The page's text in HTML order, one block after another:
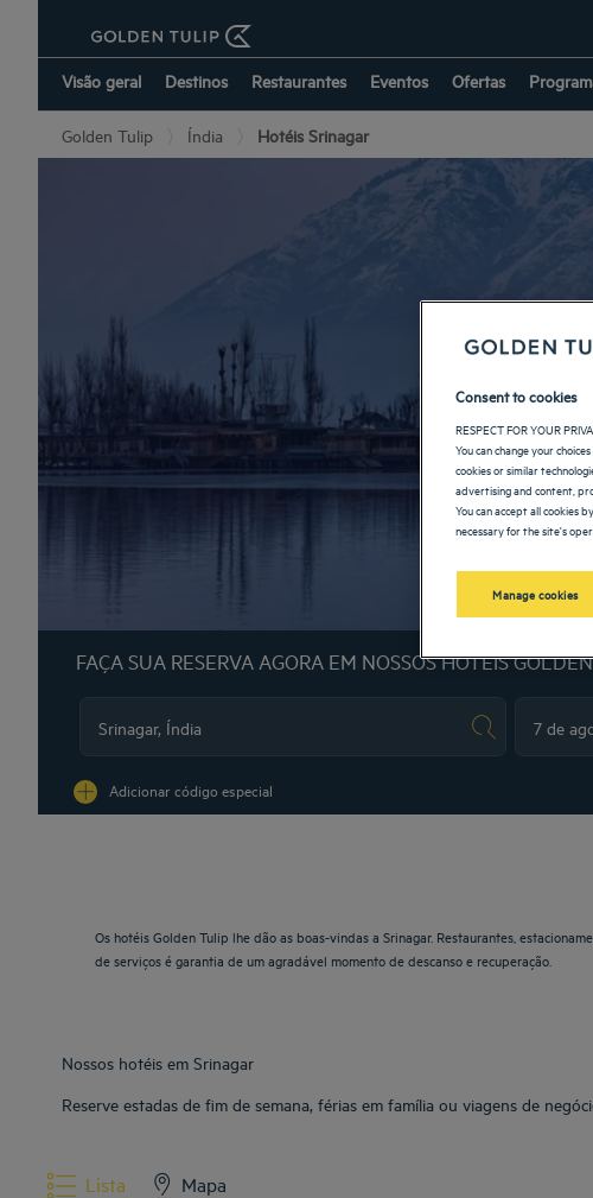
Visão geral Destinos Restaurantes Eventos Ofertas
Golden Tulip Índia Hotéis Srinagar
FAÇA SUA RESERVA AGORA EM NOSSOS HOTÉIS
Adicionar código especial
Os hotéis Golden Tulip lhe dão as boas-vindas a Srinagar. Restaurantes,
de serviços é garantia de um agradável momento de descanso e recuperação.
Nossos hotéis em Srinagar
Reserve estadas de fim de semana, férias em família ou viagens de
Lista Mapa
Consent to cookies
RESPECT FOR YOUR
You can change your
cookies or similar
advertising and content,
You can accept all cookies
necessary for the site's
Manage cookies